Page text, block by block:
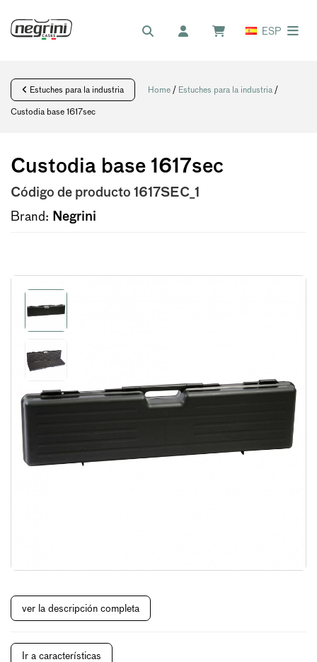
ESP
Estuches para la industria Home / Estuches para la industria /
Custodia base 1617sec
Custodia base 1617sec
Código de producto 1617SEC_1
Brand: Negrini
ver la descripción completa
Ir a características